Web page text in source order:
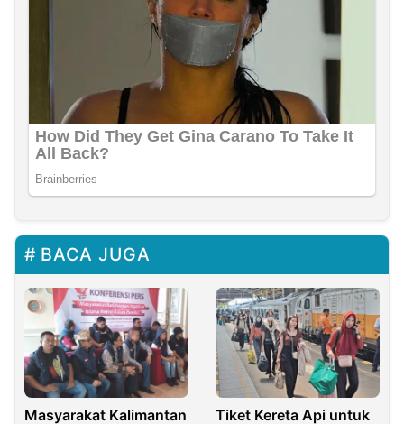
BACA JUGA
Masyarakat Kalimantan
Tiket Kereta Api untuk